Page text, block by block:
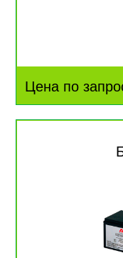
Цена по